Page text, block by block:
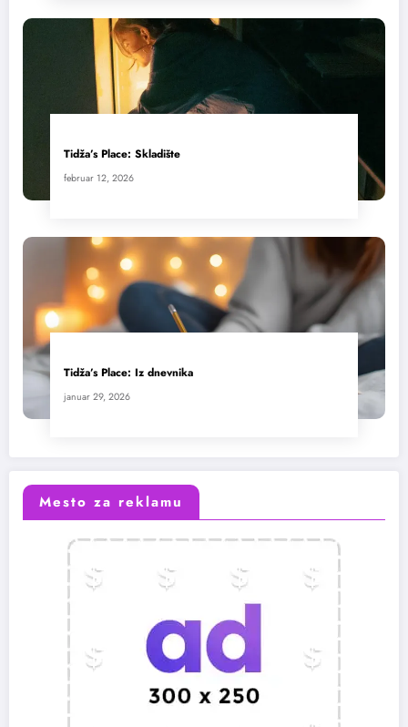
Tidža’s Place: Skladište
februar 12, 2026
Tidža’s Place: Iz dnevnika
januar 29, 2026
Mesto za reklamu